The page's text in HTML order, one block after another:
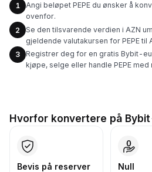
1
Angi beløpet PEPE du ønsker å
ovenfor.
2
Se den tilsvarende verdien i AZN
gjeldende valutakursen for PEPE til
3
Registrer deg for en gratis Bybit-
kjøpe, selge eller handle PEPE med
Hvorfor konvertere på
Bevis på reserver
Null